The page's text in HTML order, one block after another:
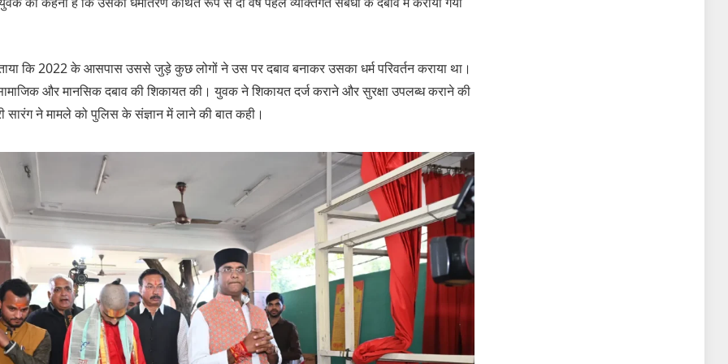
कि 2022 के आसपास उससे जुड़े कुछ लोगों ने उस पर दबाव बनाकर उसका धर्म परिवर्तन कराया था।
सामाजिक और मानसिक दबाव की शिकायत की। युवक ने शिकायत दर्ज कराने और सुरक्षा उपलब्ध कराने की
सारंग ने मामले को पुलिस के संज्ञान में लाने की बात कही।